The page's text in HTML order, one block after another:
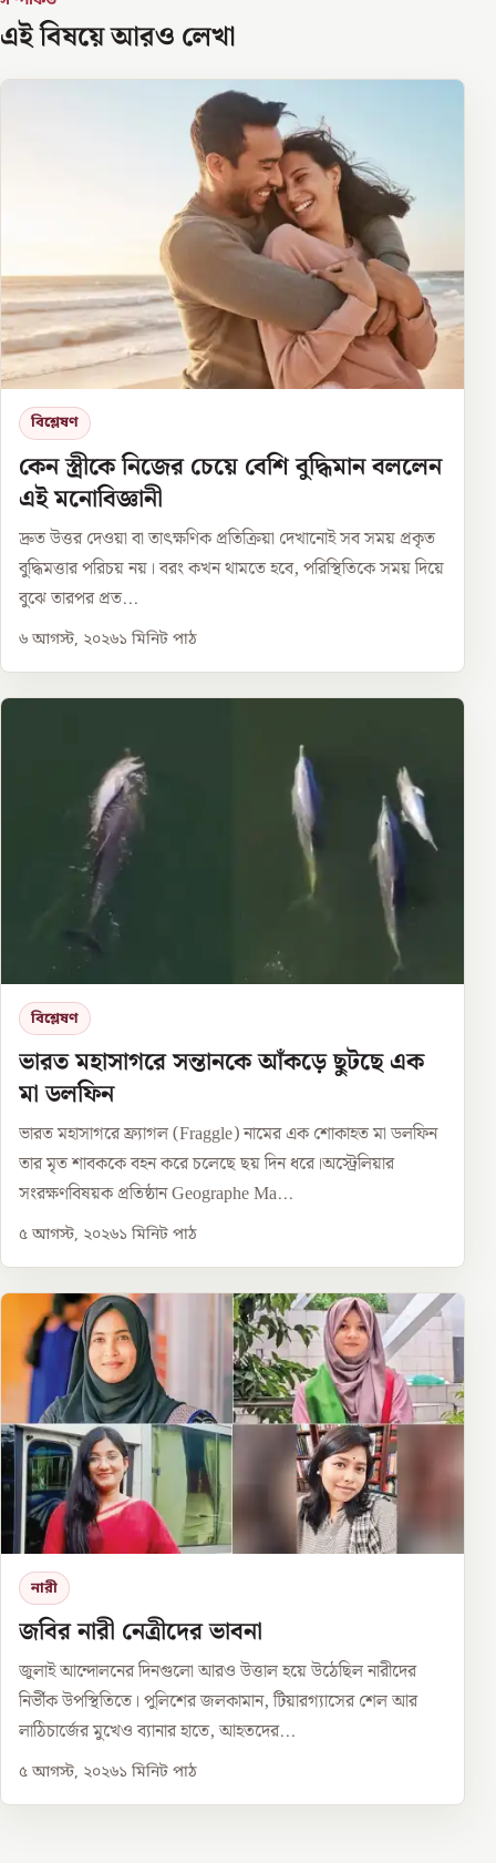
এই বিষয়ে আরও লেখা
বিশ্লেষণ
কেন স্ত্রীকে নিজের চেয়ে বেশি বুদ্ধিমান বললেন
এই মনোবিজ্ঞানী
দ্রুত উত্তর দেওয়া বা তাৎক্ষণিক প্রতিক্রিয়া দেখানোই সব সময় প্রকৃত
বুদ্ধিমত্তার পরিচয় নয়। বরং কখন থামতে হবে, পরিস্থিতিকে সময় দিয়ে
বুঝে তারপর প্রত...
৬ আগস্ট, ২০২৬১ মিনিট পাঠ
বিশ্লেষণ
ভারত মহাসাগরে সন্তানকে আঁকড়ে ছুটছে এক
মা ডলফিন
ভারত মহাসাগরে ফ্র্যাগল (Fraggle) নামের এক শোকাহত মা ডলফিন
তার মৃত শাবককে বহন করে চলেছে ছয় দিন ধরে।অস্ট্রেলিয়ার
সংরক্ষণবিষয়ক প্রতিষ্ঠান Geographe Ma...
৫ আগস্ট, ২০২৬১ মিনিট পাঠ
নারী
জবির নারী নেত্রীদের ভাবনা
জুলাই আন্দোলনের দিনগুলো আরও উত্তাল হয়ে উঠেছিল নারীদের
নির্ভীক উপস্থিতিতে। পুলিশের জলকামান, টিয়ারগ্যাসের শেল আর
লাঠিচার্জের মুখেও ব্যানার হাতে, আহতদের...
৫ আগস্ট, ২০২৬১ মিনিট পাঠ